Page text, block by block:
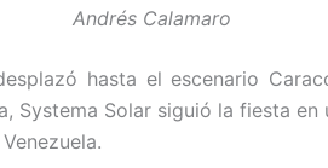
Andrés Calamaro
hasta el escenario
Systema Solar siguió la fiesta